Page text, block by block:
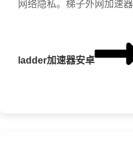
网络隐私。梯子外网加速
ladder加速器安卓